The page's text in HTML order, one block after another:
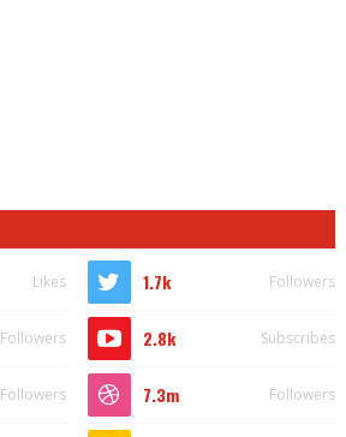
Likes 1.7k Followers
Followers 2.8k Subscribes
Followers 7.3m Followers